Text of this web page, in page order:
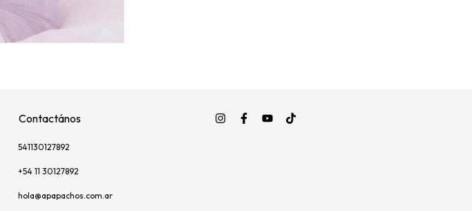
Contactános
541130127892
+54 11 30127892
hola@apapachos.com.ar